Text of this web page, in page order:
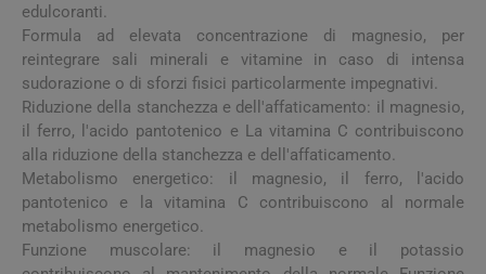
edulcoranti.
Formula ad elevata concentrazione di magnesio, per
reintegrare sali minerali e vitamine in caso di intensa
sudorazione o di sforzi fisici particolarmente impegnativi.
Riduzione della stanchezza e dell'affaticamento: il magnesio,
il ferro, l'acido pantotenico e La vitamina C contribuiscono
alla riduzione della stanchezza e dell'affaticamento.
Metabolismo energetico: il magnesio, il ferro, l'acido
pantotenico e la vitamina C contribuiscono al normale
metabolismo energetico.
Funzione muscolare: il magnesio e il potassio